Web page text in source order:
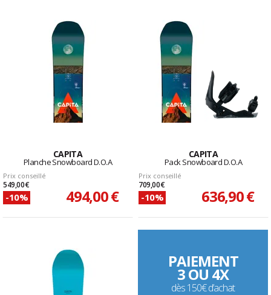
CAPITA
Planche Snowboard D.O.A
Prix conseillé
549,00 €
-10% 494,00 €
CAPITA
Pack Snowboard D.O.A
Prix conseillé
709,00 €
-10% 636,90 €
PAIEMENT
3 OU 4X
dès 150€ d’achat